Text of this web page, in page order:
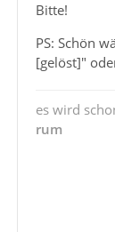
Bitte!
PS: Schön
[gelöst]"
es wird
rum